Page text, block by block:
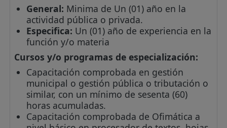
General: Minima de Un (01) año en la
actividad pública o privada.
Especifica: Un (01) año de experiencia en la
función y/o materia
Cursos y/o programas de especialización:
Capacitación comprobada en gestión
municipal o gestión pública o tributación o
similar, con un mínimo de sesenta (60)
horas acumuladas.
Capacitación comprobada de Ofimática a